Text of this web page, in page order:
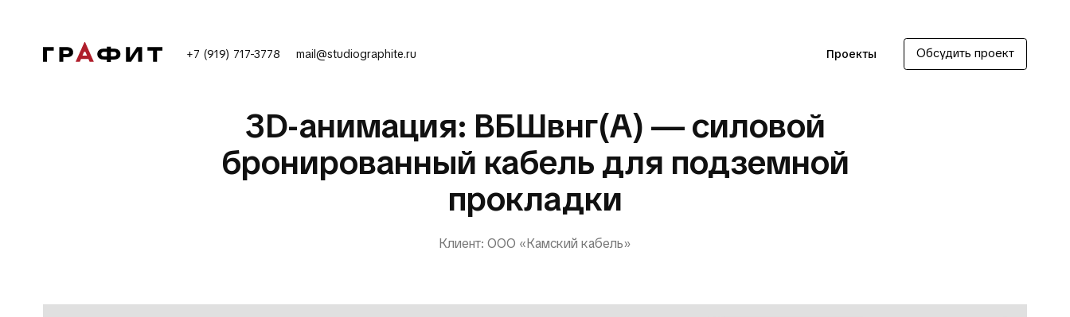
+7 (919) 717-3778 mail@studiographite.ru Проекты Обсудить проект
3D-анимация: ВБШвнг(А) — силовой
бронированный кабель для подземной
прокладки
Клиент: ООО «Камский кабель»